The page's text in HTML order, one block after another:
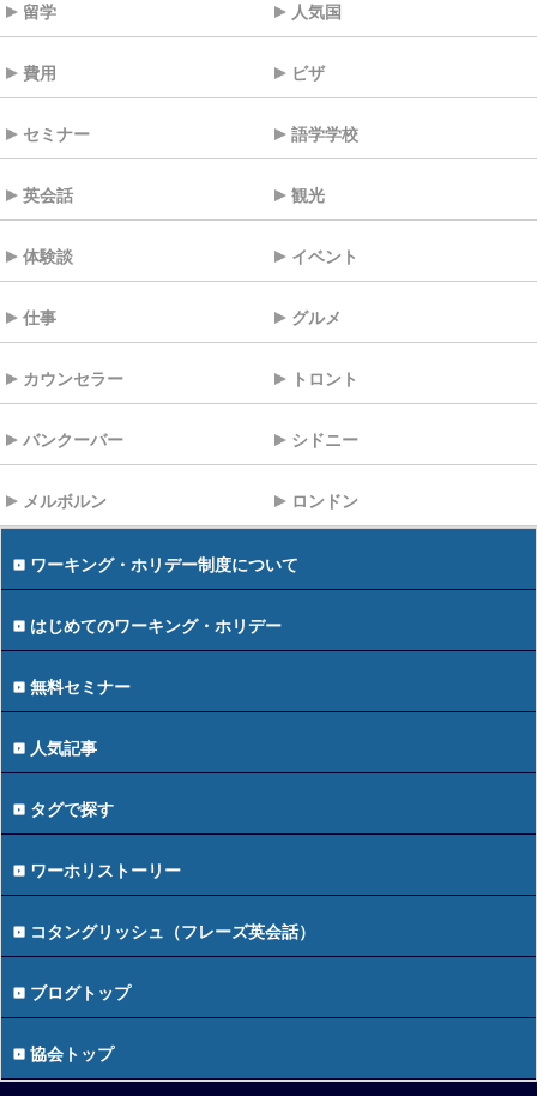
留学 人気国
費用 ビザ
セミナー 語学学校
英会話 観光
体験談 イベント
仕事 グルメ
カウンセラー トロント
バンクーバー シドニー
メルボルン ロンドン
ワーキング・ホリデー制度について
はじめてのワーキング・ホリデー
無料セミナー
人気記事
タグで探す
ワーホリストーリー
コタングリッシュ（フレーズ英会話）
ブログトップ
協会トップ